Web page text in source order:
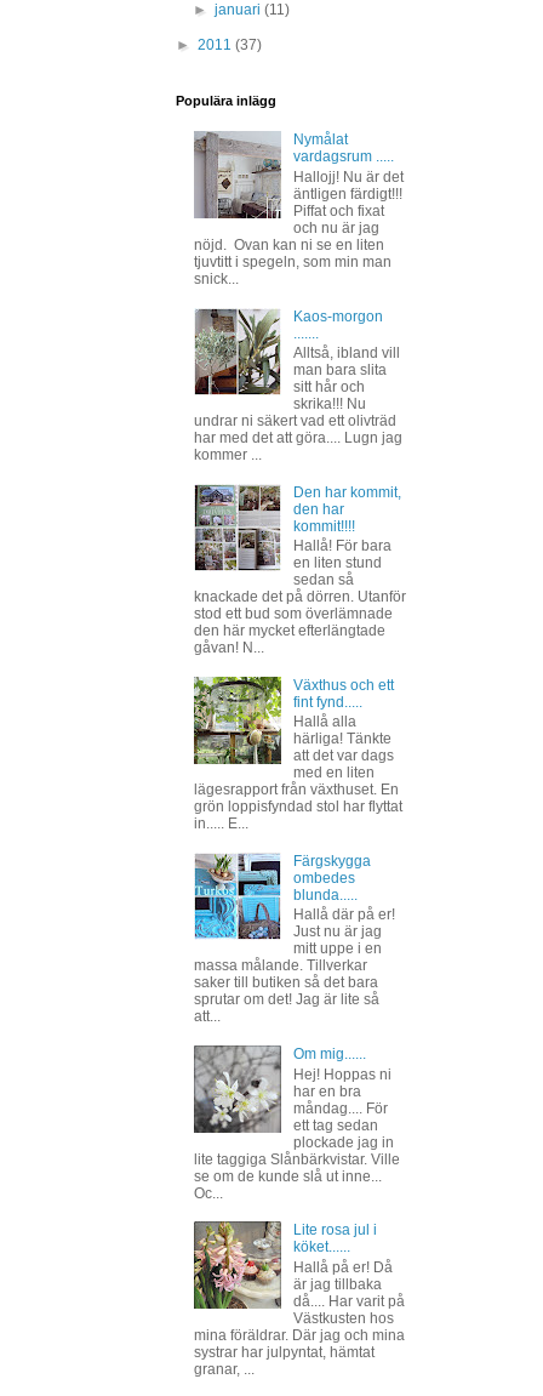
►januari(11)
► 2011 (37)
Populära inlägg
Nymålat
vardagsrum .....
Hallojj! Nu är det
äntligen färdigt!!!
Piffat och fixat
och nu är jag
nöjd. Ovan kan ni se en liten
tjuvtitt i spegeln, som min man
snick...
Kaos-morgon
Alltså, ibland vill
man bara slita
sitt hår och
skrika!!! Nu
undrar ni säkert vad ett olivträd
har med det att göra.... Lugn jag
kommer ...
Den har kommit,
den har
kommit!!!!
Hallå! För bara
en liten stund
sedan så
knackade det på dörren. Utanför
stod ett bud som överlämnade
den här mycket efterlängtade
gåvan! N...
Växthus och ett
fint fynd.....
Hallå alla
härliga! Tänkte
att det var dags
med en liten
lägesrapport från växthuset. En
grön loppisfyndad stol har flyttat
in..... E...
Färgskygga
ombedes
blunda.....
Hallå där på er!
Just nu är jag
mitt uppe i en
massa målande. Tillverkar
saker till butiken så det bara
sprutar om det! Jag är lite så
att...
Om mig......
Hej! Hoppas ni
har en bra
måndag.... För
ett tag sedan
plockade jag in
lite taggiga Slånbärkvistar. Ville
se om de kunde slå ut inne...
Oc...
Lite rosa jul i
köket......
Hallå på er! Då
är jag tillbaka
då.... Har varit på
Västkusten hos
mina föräldrar. Där jag och mina
systrar har julpyntat, hämtat
granar, ...